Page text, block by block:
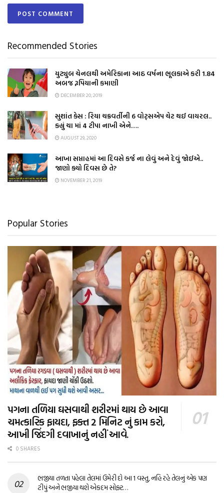
Recommended Stories
યુટ્યુબ ચેનલથી અમેરિકાના આઠ વર્ષના ભૂલકાએ કરી 1.84
અબજ રૂપિયાની કમાણી
DECEMBER 20, 2019
સુશાંત કેસ : રિયા ચક્રવર્તીની 6 વોટ્સએપ ચેટ થઈ વાયરલ..
કહ્યું ચા માં 4 ટીપા નાખી એને….
AUGUST 29, 2020
આખા સપ્તાહમાં આ દિવસે કર્જ ના લેવું અને દેવું જોઈએ..
જાણો ક્યો દિવસ છે તે?
NOVEMBER 21, 2019
Popular Stories
પગના તળિયા ઘસવાથી શરીરમાં થાય છે આવા
ચમત્કારિક ફાયદા, ફક્ત 2 મિનિટ નું કામ કરો,
આખી જિંદગી દવાખાનું નહીં આવે.
0 SHARES
ભજીયા તળતા પહેલા તેલમાં ઉમેરી દો આ 1 વસ્તુ, નહિ રહે તેલનું એક પણ
ટીપું અને ભજીયા થશે એકદમ સોફ્ટ…